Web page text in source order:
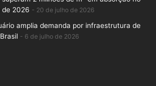
de 2026
20 de julho de 2026
amplia demanda por infraestrutura de
6 de julho de 2026